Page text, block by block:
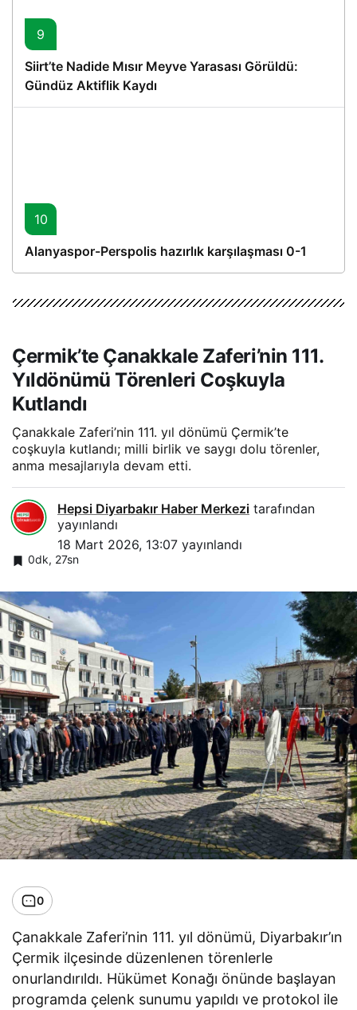
9
Siirt’te Nadide Mısır Meyve Yarasası Görüldü:
Gündüz Aktiflik Kaydı
10
Alanyaspor-Perspolis hazırlık karşılaşması 0-1
Çermik’te Çanakkale Zaferi’nin 111.
Yıldönümü Törenleri Coşkuyla
Kutlandı
Çanakkale Zaferi’nin 111. yıl dönümü Çermik’te
coşkuyla kutlandı; milli birlik ve saygı dolu törenler,
anma mesajlarıyla devam etti.
Hepsi Diyarbakır Haber Merkezi tarafından
yayınlandı
18 Mart 2026, 13:07 yayınlandı
0dk, 27sn
0
Çanakkale Zaferi’nin 111. yıl dönümü, Diyarbakır’ın
Çermik ilçesinde düzenlenen törenlerle
onurlandırıldı. Hükümet Konağı önünde başlayan
programda çelenk sunumu yapıldı ve protokol ile